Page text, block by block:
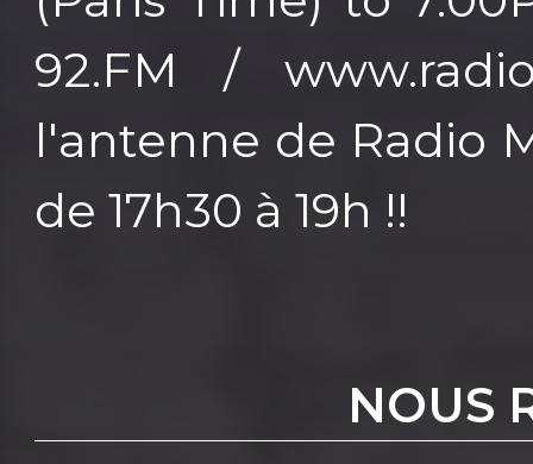
92.FM /
l'antenne de Radio
de 17h30 à 19h !!
NOUS